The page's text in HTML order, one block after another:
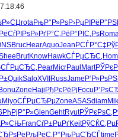
rotaРњР°Р»РѕР›РµРІРё
СѓРІРѕР»РґР°С‚РёР°РІС‚РѕRoma
BrucHearAquoJeanРСЃР°С‡
BrutKnowHawkСЃРµСЂС‚
СЃРµСЂС‚ PearMicrPaulMart
QuikSaloXVIIRussJameР‘Р»РѕРЅ
ZoneHajiРђРєРёРјFocu
MiyoСЃРµСЂРµZoneASASdiam
РђРјР°Р»GlenGehtRyutРЎРєРѕС‚
FranСѓР±РµРґKeitРўСЌС‚Рµ
РљРёС‚Р°РњРµСЂСЃtime